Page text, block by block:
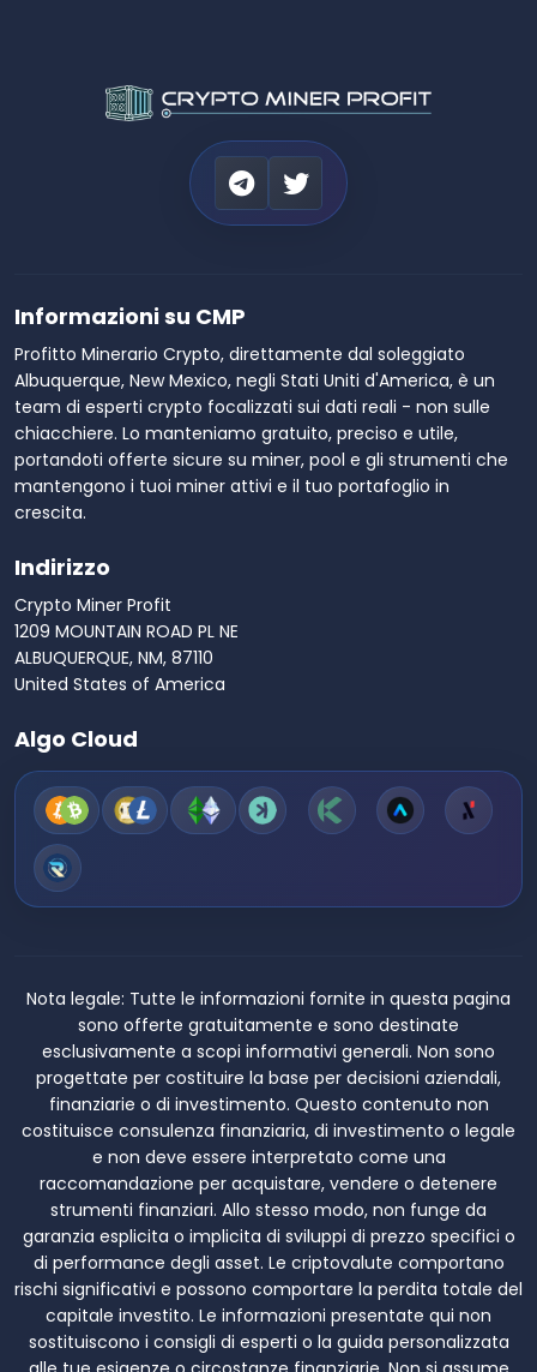
Informazioni su CMP
Profitto Minerario Crypto, direttamente dal soleggiato
Albuquerque, New Mexico, negli Stati Uniti d'America, è un
team di esperti crypto focalizzati sui dati reali - non sulle
chiacchiere. Lo manteniamo gratuito, preciso e utile,
portandoti offerte sicure su miner, pool e gli strumenti che
mantengono i tuoi miner attivi e il tuo portafoglio in
crescita.
Indirizzo
Crypto Miner Profit
1209 MOUNTAIN ROAD PL NE
ALBUQUERQUE, NM, 87110
United States of America
Algo Cloud
Nota legale: Tutte le informazioni fornite in questa pagina
sono offerte gratuitamente e sono destinate
esclusivamente a scopi informativi generali. Non sono
progettate per costituire la base per decisioni aziendali,
finanziarie o di investimento. Questo contenuto non
costituisce consulenza finanziaria, di investimento o legale
e non deve essere interpretato come una
raccomandazione per acquistare, vendere o detenere
strumenti finanziari. Allo stesso modo, non funge da
garanzia esplicita o implicita di sviluppi di prezzo specifici o
di performance degli asset. Le criptovalute comportano
rischi significativi e possono comportare la perdita totale del
capitale investito. Le informazioni presentate qui non
sostituiscono i consigli di esperti o la guida personalizzata